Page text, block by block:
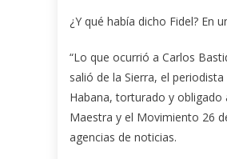
¿Y qué había dicho Fidel? En
“Lo que ocurrió a Carlos
salió de la Sierra, el
Habana, torturado y
Maestra y el Movimiento 26
agencias de noticias.